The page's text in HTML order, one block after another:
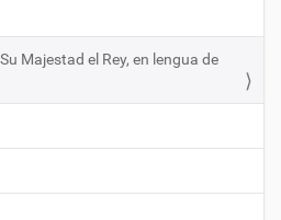
Majestad el Rey, en lengua de